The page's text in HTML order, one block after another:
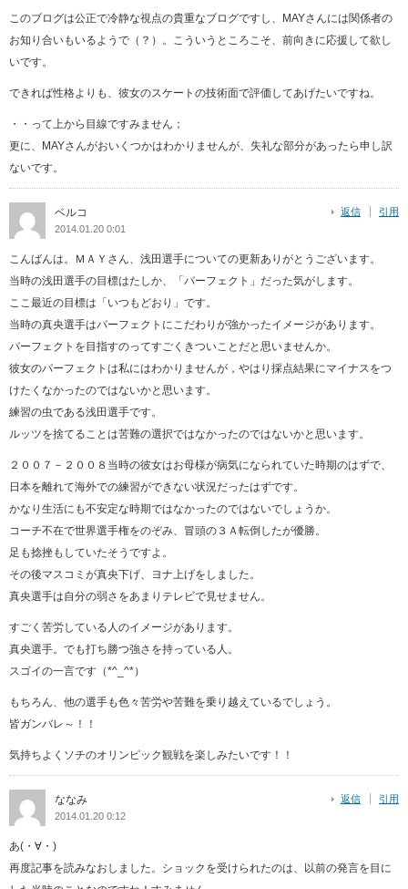
このブログは公正で冷静な視点の貴重なブログですし、MAYさんには関係者の
お知り合いもいるようで（？）。こういうところこそ、前向きに応援して欲し
いです。
できれば性格よりも、彼女のスケートの技術面で評価してあげたいですね。
・・って上から目線ですみません；
更に、MAYさんがおいくつかはわかりませんが、失礼な部分があったら申し訳
ないです。
ベルコ
2014.01.20 0:01
返信 引用
こんばんは。ＭＡＹさん、浅田選手についての更新ありがとうございます。
当時の浅田選手の目標はたしか、「パーフェクト」だった気がします。
ここ最近の目標は「いつもどおり」です。
当時の真央選手はパーフェクトにこだわりが強かったイメージがあります。
パーフェクトを目指すのってすごくきついことだと思いませんか。
彼女のパーフェクトは私にはわかりませんが，やはり採点結果にマイナスをつ
けたくなかったのではないかと思います。
練習の虫である浅田選手です。
ルッツを捨てることは苦難の選択ではなかったのではないかと思います。
２００７－２００８当時の彼女はお母様が病気になられていた時期のはずで、
日本を離れて海外での練習ができない状況だったはずです。
かなり生活にも不安定な時期ではなかったのではないでしょうか。
コーチ不在で世界選手権をのぞみ、冒頭の３Ａ転倒したが優勝。
足も捻挫もしていたそうですよ。
その後マスコミが真央下げ、ヨナ上げをしました。
真央選手は自分の弱さをあまりテレビで見せません。
すごく苦労している人のイメージがあります。
真央選手。でも打ち勝つ強さを持っている人。
スゴイの一言です（*^_^*）
もちろん、他の選手も色々苦労や苦難を乗り越えているでしょう。
皆ガンバレ～！！
気持ちよくソチのオリンピック観戦を楽しみたいです！！
ななみ
2014.01.20 0:12
返信 引用
あ(・∀・)
再度記事を読みなおしました。ショックを受けられたのは、以前の発言を目に